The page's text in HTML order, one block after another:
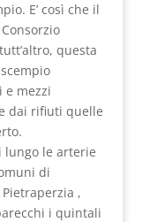
E’ così che il
questa
e mezzi
dai rifiuti quelle
lungo le arterie
di
,
i quintali